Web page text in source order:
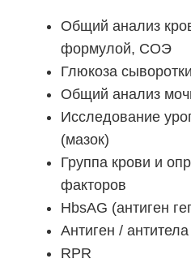
Общий анализ
формулой, СОЭ
Глюкоза сыворотки
Общий анализ
Исследование
(мазок)
Группа крови и
факторов
HbsAG (антиген
Антиген /
RPR